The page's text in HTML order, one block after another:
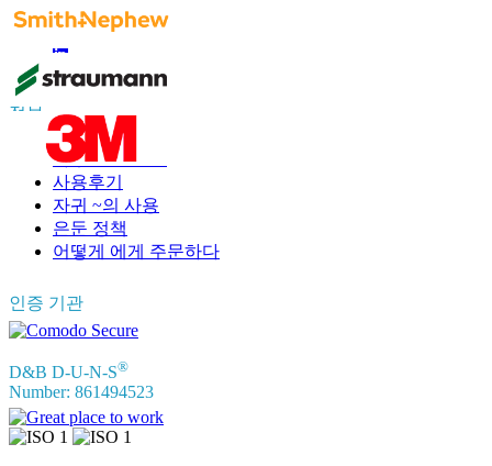
정보
자주 묻는 질문
사용후기
자귀 ~의 사용
은둔 정책
어떻게 에게 주문하다
인증 기관
D&B D-U-N-S®
Number: 861494523